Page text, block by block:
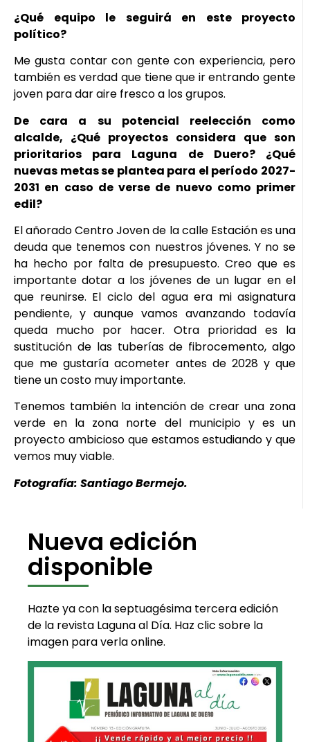
¿Qué equipo le seguirá en este proyecto
político?
Me gusta contar con gente con experiencia, pero
también es verdad que tiene que ir entrando gente
joven para dar aire fresco a los grupos.
De cara a su potencial reelección como
alcalde, ¿Qué proyectos considera que son
prioritarios para Laguna de Duero? ¿Qué
nuevas metas se plantea para el período 2027-
2031 en caso de verse de nuevo como primer
edil?
El añorado Centro Joven de la calle Estación es una
deuda que tenemos con nuestros jóvenes. Y no se
ha hecho por falta de presupuesto. Creo que es
importante dotar a los jóvenes de un lugar en el
que reunirse. El ciclo del agua era mi asignatura
pendiente, y aunque vamos avanzando todavía
queda mucho por hacer. Otra prioridad es la
sustitución de las tuberías de fibrocemento, algo
que me gustaría acometer antes de 2028 y que
tiene un costo muy importante.
Tenemos también la intención de crear una zona
verde en la zona norte del municipio y es un
proyecto ambicioso que estamos estudiando y que
vemos muy viable.
Fotografía: Santiago Bermejo.
Nueva edición
disponible
Hazte ya con la septuagésima tercera edición
de la revista Laguna al Día. Haz clic sobre la
imagen para verla online.